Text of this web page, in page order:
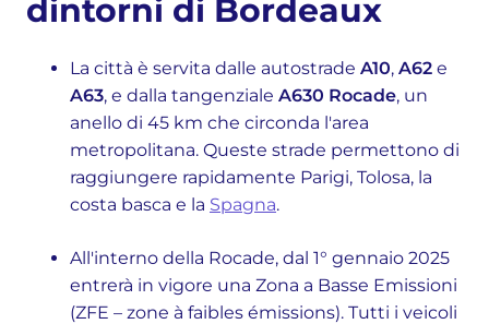
dintorni di Bordeaux
La città è servita dalle autostrade A10, A62 e
A63, e dalla tangenziale A630 Rocade, un
anello di 45 km che circonda l'area
metropolitana. Queste strade permettono di
raggiungere rapidamente Parigi, Tolosa, la
costa basca e la Spagna.
All'interno della Rocade, dal 1° gennaio 2025
entrerà in vigore una Zona a Basse Emissioni
(ZFE – zone à faibles émissions). Tutti i veicoli